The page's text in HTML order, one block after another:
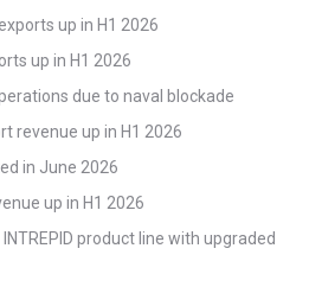
up in H1 2026
up in H1 2026
due to naval blockade
revenue up in H1 2026
in June 2026
up in H1 2026
product line with upgraded